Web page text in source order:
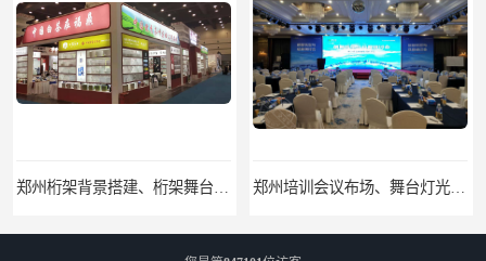
郑州桁架背景搭建、桁架舞台出租、会议签名墙搭建 郑州培训会议布场、舞台灯光音响LED屏、桁架舞台木质背板